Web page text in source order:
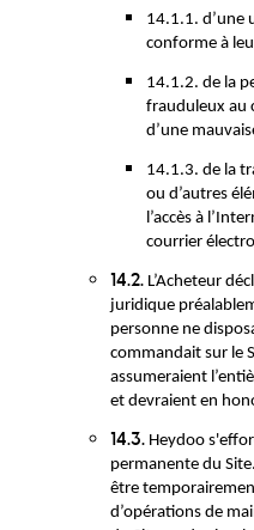
14.1.1. d’une
conforme à
14.1.2. de la
frauduleux au
d’une
14.1.3. de la
ou d’autres
l’accès à
courrier
14.2. L’Acheteur
juridique
personne ne
commandait sur le
assumeraient
et devraient en
14.3. Heydoo
permanente du
être
d’opérations de